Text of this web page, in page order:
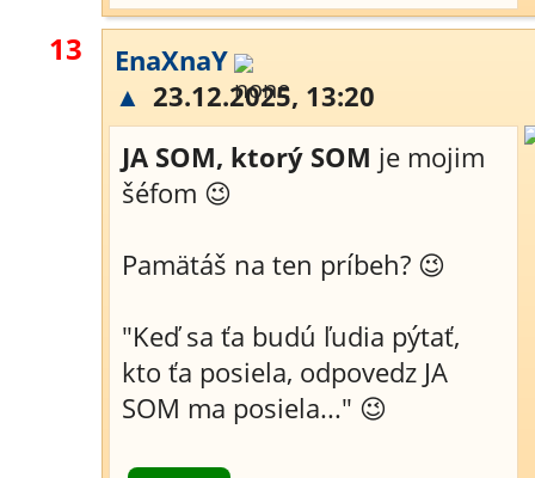
13
EnaXnaY
▲ 23.12.2025, 13:20
JA SOM, ktorý SOM je mojim
šéfom 😉
Pamätáš na ten príbeh? 😉
"Keď sa ťa budú ľudia pýtať,
kto ťa posiela, odpovedz JA
SOM ma posiela..." 😉